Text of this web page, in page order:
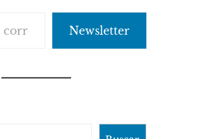
Newsletter